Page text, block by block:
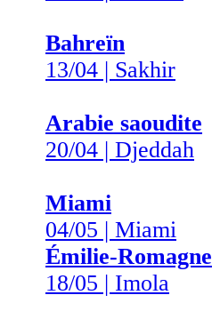
Bahreïn
13/04 | Sakhir
Arabie saoudite
20/04 | Djeddah
Miami
04/05 | Miami
Émilie-Romagne
18/05 | Imola